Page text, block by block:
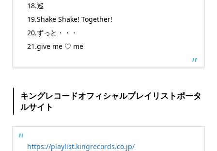
18.巡
19.Shake Shake! Together!
20.ずっと・・・
21.give me ♡ me
キングレコードオフィシャルプレイリストポータ
ルサイト
https://playlist.kingrecords.co.jp/